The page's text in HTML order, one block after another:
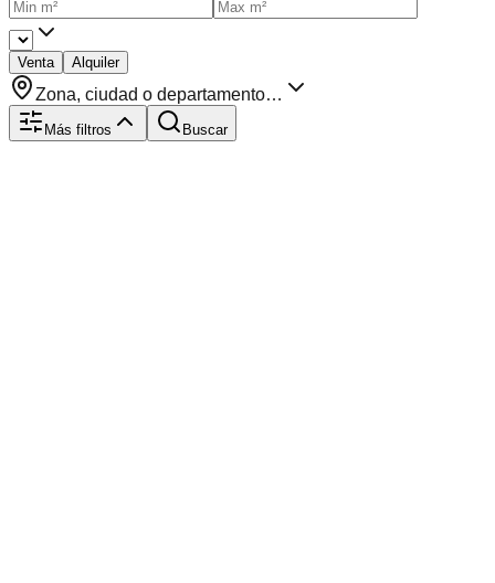
Venta Alquiler
Zona, ciudad o departamento…
Más filtros Buscar